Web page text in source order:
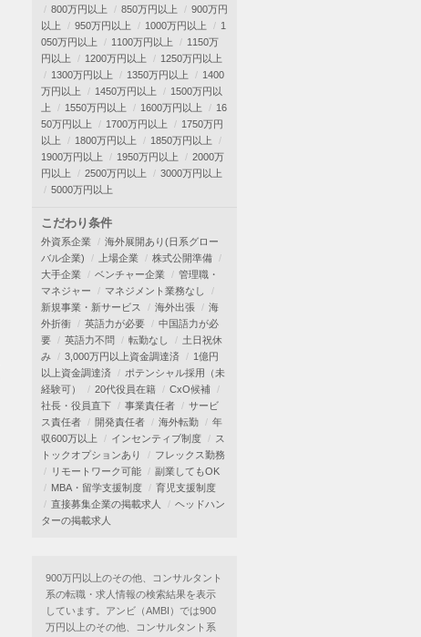
800万円以上
850万円以上
900万円
以上
950万円以上 1000万円以上
1
050万円以上
1100万円以上
1150万
円以上
1200万円以上
1250万円以上
1300万円以上
1350万円以上
1400
万円以上
1450万円以上
1500万円以
上
1550万円以上 1600万円以上
16
50万円以上
1700万円以上
1750万円
以上
1800万円以上
1850万円以上
1900万円以上
1950万円以上
2000万
円以上
2500万円以上
3000万円以上
5000万円以上
こだわり条件
外資系企業
海外展開あり(日系グロー
バル企業)
上場企業
株式公開準備
大手企業
ベンチャー企業
管理職・
マネジャー
マネジメント業務なし
新規事業・新サービス
海外出張
海
外折衝
英語力が必要
中国語力が必
要
英語力不問 転勤なし
土日祝休
み
3,000万円以上資金調達済
1億円
以上資金調達済
ポテンシャル採用（未
経験可）
20代役員在籍
CxO候補
社長・役員直下
事業責任者
サービ
ス責任者
開発責任者 海外転勤
年
収600万以上
インセンティブ制度
ス
トックオプションあり
フレックス勤務
リモートワーク可能
副業してもOK
MBA・留学支援制度
育児支援制度
直接募集企業の掲載求人
ヘッドハン
ターの掲載求人
900万円以上のその他、コンサルタント
系の転職・求人情報の検索結果を表示
しています。アンビ（AMBI）では900
万円以上のその他、コンサルタント系